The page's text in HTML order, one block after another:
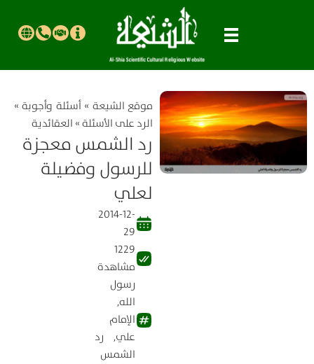
موقع الشیعة »أسئلة وأجوبة»
الرد على الأسئلة» العقائدية
رد الشمس معجزة
للرسول وفضيلة
لعلي
2014-12-
29
1229
مشاهدة
رسول
الله,
الإمام
علي, رد
الشمس